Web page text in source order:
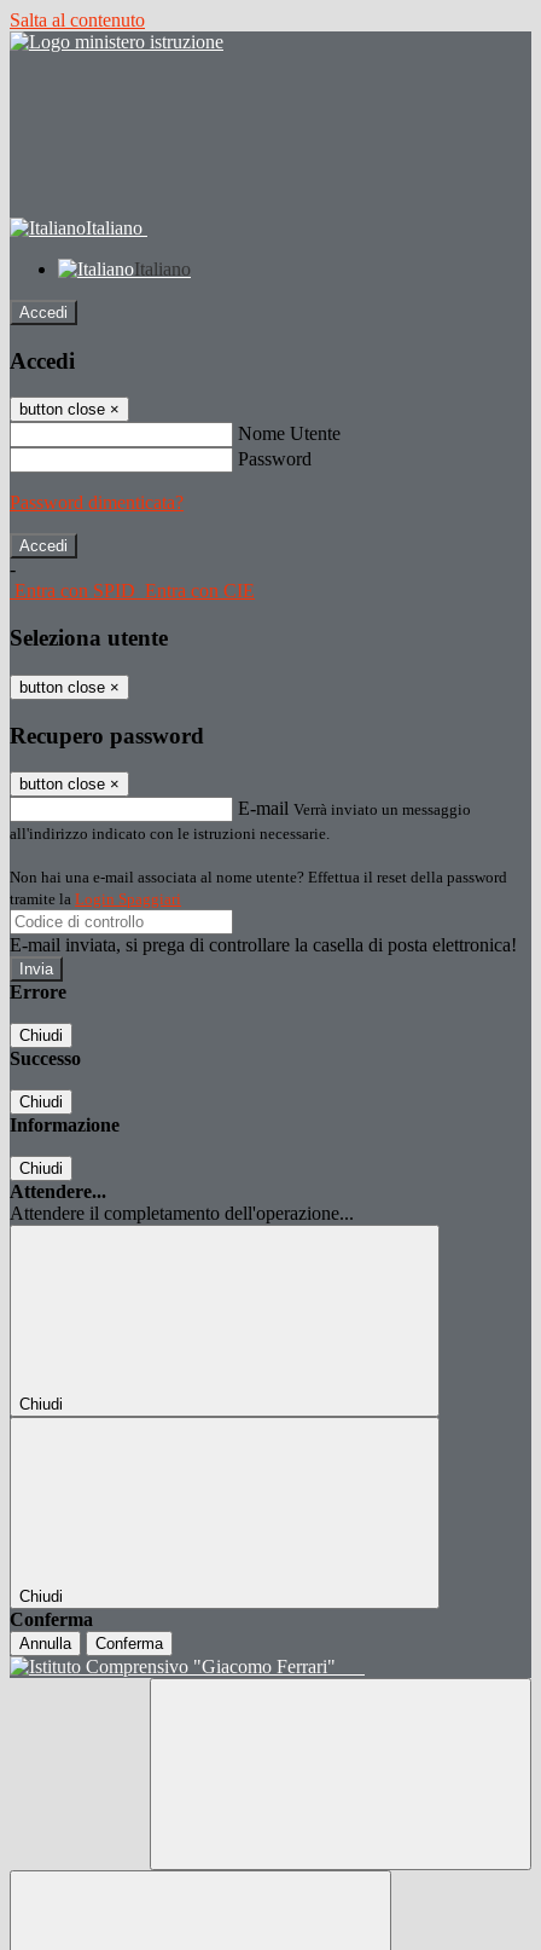
Salta al contenuto
Italiano
Italiano
Accedi
Accedi
button close ×
Nome Utente
Password
Password dimenticata?
-
Entra con SPID Entra con CIE
Seleziona utente
button close ×
Recupero password
button close ×
E-mail Verrà inviato un messaggio
all'indirizzo indicato con le istruzioni necessarie.
Non hai una e-mail associata al nome utente? Effettua il reset della password
tramite la Login Spaggiari
E-mail inviata, si prega di controllare la casella di posta elettronica!
Errore
Chiudi
Successo
Chiudi
Informazione
Chiudi
Attendere...
Attendere il completamento dell'operazione...
Chiudi
Chiudi
Conferma
Annulla Conferma